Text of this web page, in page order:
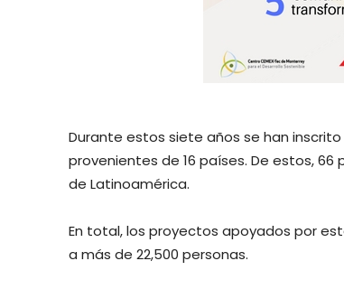
Durante estos siete años se han inscrito
provenientes de 16 países. De estos,
de Latinoamérica.
En total, los proyectos apoyados por
a más de 22,500 personas.